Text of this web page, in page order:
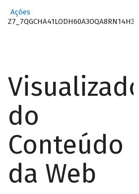
Ações
Z7_7QGCHA41LODH60A3OQA8RN14H3
Visualizador
do
Conteúdo
da Web